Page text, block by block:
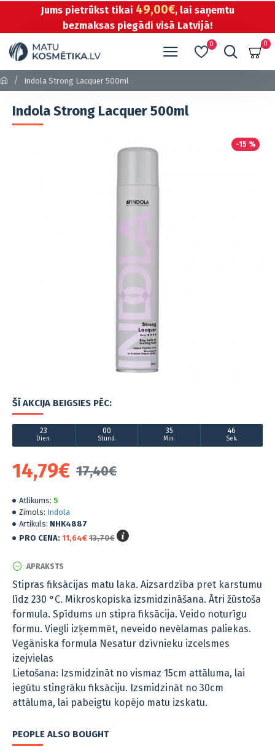
Jums pietrūkst tikai 49,00€, lai saņemtu
bezmaksas piegādi visā Latvijā!
0 0
Indola Strong Lacquer 500ml
Indola Strong Lacquer 500ml
-15 %
Atlikums: 5
Zīmols: Indola
Artikuls: NHK4887
PRO CENA: 11,64€ 13,70€
ŠĪ AKCIJA BEIGSIES PĒC:
23
Dien.
00
Stund.
35
Min.
46
Sek.
17,40€
14,79€
APRAKSTS
Stipras fiksācijas matu laka. Aizsardzība pret karstumu
līdz 230 °C. Mikroskopiska izsmidzināšana. Ātri žūstoša
formula. Spīdums un stipra fiksācija. Veido noturīgu
formu. Viegli izķemmēt, neveido nevēlamas paliekas.
Vegāniska formula Nesatur dzīvnieku izcelsmes
izejvielas
Lietošana: Izsmidzināt no vismaz 15cm attāluma, lai
iegūtu stingrāku fiksāciju. Izsmidzināt no 30cm
attāluma, lai pabeigtu kopējo matu izskatu.
PEOPLE ALSO BOUGHT